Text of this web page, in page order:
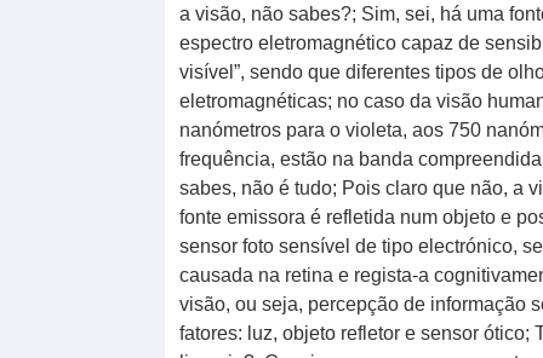
a visão, não sabes?; Sim, sei, há uma
espectro eletromagnético capaz de
visível”, sendo que diferentes tipos de
eletromagnéticas; no caso da visão
nanómetros para o violeta, aos 750
frequência, estão na banda
sabes, não é tudo; Pois claro que não, a
fonte emissora é refletida num objeto e
sensor foto sensível de tipo electrónico,
causada na retina e regista-a
visão, ou seja, percepção de informação
fatores: luz, objeto refletor e sensor ótico;